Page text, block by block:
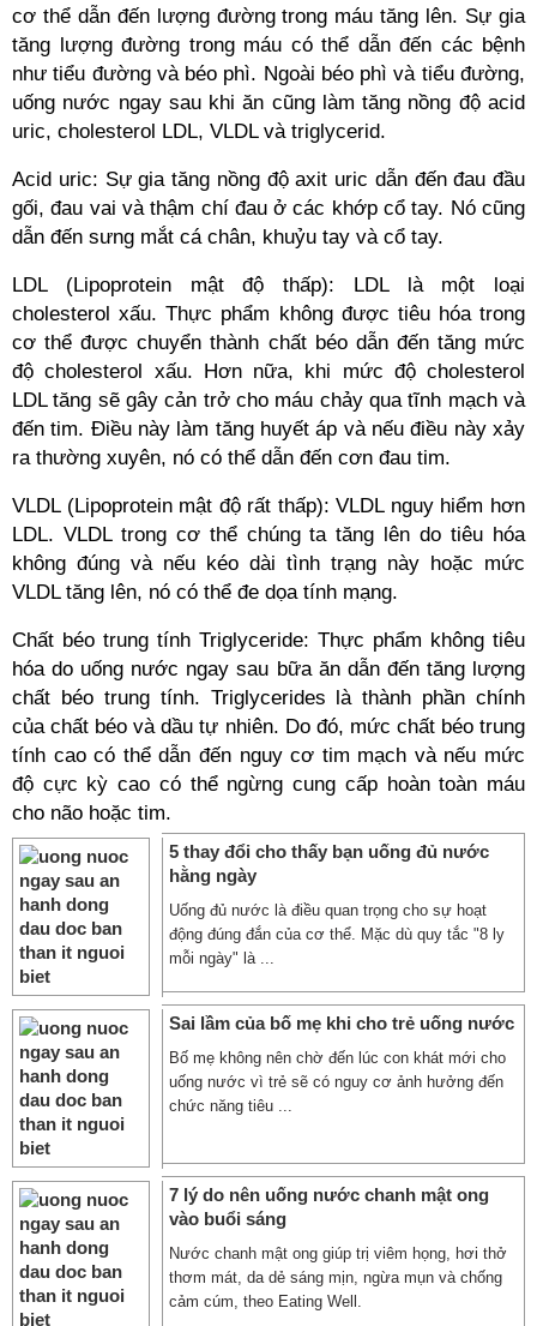
cơ thể dẫn đến lượng đường trong máu tăng lên. Sự gia
tăng lượng đường trong máu có thể dẫn đến các bệnh
như tiểu đường và béo phì. Ngoài béo phì và tiểu đường,
uống nước ngay sau khi ăn cũng làm tăng nồng độ acid
uric, cholesterol LDL, VLDL và triglycerid.
Acid uric: Sự gia tăng nồng độ axit uric dẫn đến đau đầu
gối, đau vai và thậm chí đau ở các khớp cổ tay. Nó cũng
dẫn đến sưng mắt cá chân, khuỷu tay và cổ tay.
LDL (Lipoprotein mật độ thấp): LDL là một loại
cholesterol xấu. Thực phẩm không được tiêu hóa trong
cơ thể được chuyển thành chất béo dẫn đến tăng mức
độ cholesterol xấu. Hơn nữa, khi mức độ cholesterol
LDL tăng sẽ gây cản trở cho máu chảy qua tĩnh mạch và
đến tim. Điều này làm tăng huyết áp và nếu điều này xảy
ra thường xuyên, nó có thể dẫn đến cơn đau tim.
VLDL (Lipoprotein mật độ rất thấp): VLDL nguy hiểm hơn
LDL. VLDL trong cơ thể chúng ta tăng lên do tiêu hóa
không đúng và nếu kéo dài tình trạng này hoặc mức
VLDL tăng lên, nó có thể đe dọa tính mạng.
Chất béo trung tính Triglyceride: Thực phẩm không tiêu
hóa do uống nước ngay sau bữa ăn dẫn đến tăng lượng
chất béo trung tính. Triglycerides là thành phần chính
của chất béo và dầu tự nhiên. Do đó, mức chất béo trung
tính cao có thể dẫn đến nguy cơ tim mạch và nếu mức
độ cực kỳ cao có thể ngừng cung cấp hoàn toàn máu
cho não hoặc tim.
5 thay đổi cho thấy bạn uống đủ nước
hằng ngày
Uống đủ nước là điều quan trọng cho sự hoạt
động đúng đắn của cơ thể. Mặc dù quy tắc "8 ly
mỗi ngày" là ...
Sai lầm của bố mẹ khi cho trẻ uống nước
Bố mẹ không nên chờ đến lúc con khát mới cho
uống nước vì trẻ sẽ có nguy cơ ảnh hưởng đến
chức năng tiêu ...
7 lý do nên uống nước chanh mật ong
vào buổi sáng
Nước chanh mật ong giúp trị viêm họng, hơi thở
thơm mát, da dẻ sáng mịn, ngừa mụn và chống
cảm cúm, theo Eating Well.